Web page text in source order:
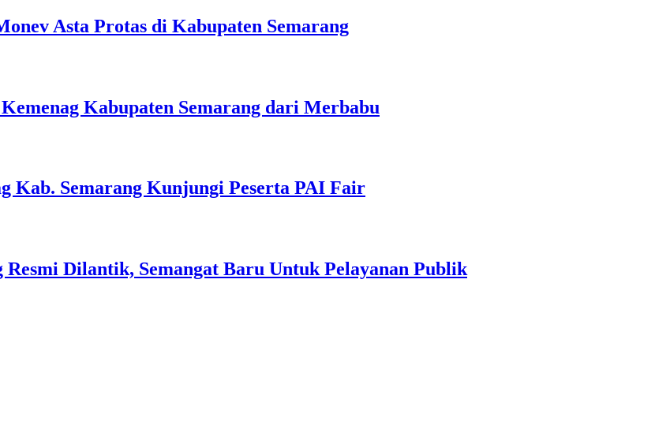
Asta Protas di Kabupaten Semarang
Kabupaten Semarang dari Merbabu
Kab. Semarang Kunjungi Peserta PAI Fair
Dilantik, Semangat Baru Untuk Pelayanan Publik